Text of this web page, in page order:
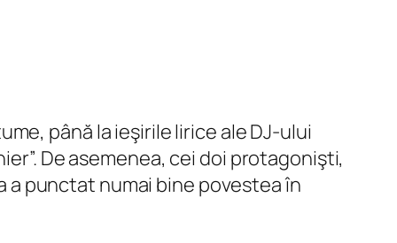
până la ieşirile lirice ale DJ-ului
De asemenea, cei doi protagonişti,
a punctat numai bine povestea în